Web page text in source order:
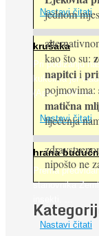
Nastavi čitati
krušaka
Pri podizanju
kukcima jer
(Apis mellifera).
Nastavi čitati
hrana
Prema
stanovnika
Nastavi čitati
jednom
kao što su:
napitcii
pojmovima:
matična
liječenja
nipošto ne